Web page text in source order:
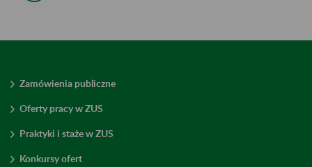
Zamówienia publiczne
Oferty pracy w ZUS
Praktyki i staże w ZUS
Konkursy ofert